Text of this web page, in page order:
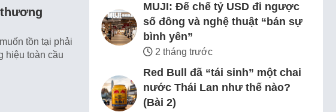
tồn tại phải
hiệu toàn cầu
MUJI: Đế chế tỷ USD đi ngược
số đông và nghệ thuật “bán sự
bình yên”
2 tháng trước
Red Bull đã “tái sinh” một chai
nước Thái Lan như thế nào?
(Bài 2)